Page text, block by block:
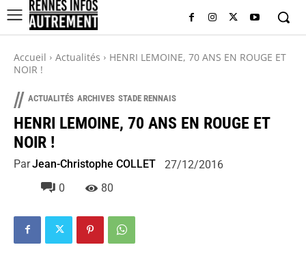
Accueil Actualités
HENRI LEMOINE, 70 ANS EN ROUGE ET
NOIR !
// ACTUALITÉS ARCHIVES STADE RENNAIS
HENRI LEMOINE, 70 ANS EN ROUGE ET
NOIR !
ParJean-Christophe COLLET
27/12/2016
0
80